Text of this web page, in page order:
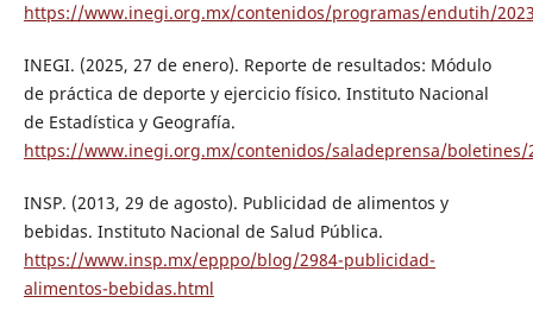
https://www.inegi.org.mx/contenidos/programas/endutih/
INEGI. (2025, 27 de enero). Reporte de resultados: Módulo
de práctica de deporte y ejercicio físico. Instituto Nacional
de Estadística y Geografía.
https://www.inegi.org.mx/contenidos/saladeprensa/boletines/
INSP. (2013, 29 de agosto). Publicidad de alimentos y
bebidas. Instituto Nacional de Salud Pública.
https://www.insp.mx/epppo/blog/2984-publicidad-
alimentos-bebidas.html